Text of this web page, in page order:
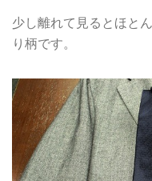
少し離れて見るとほと
り柄です。